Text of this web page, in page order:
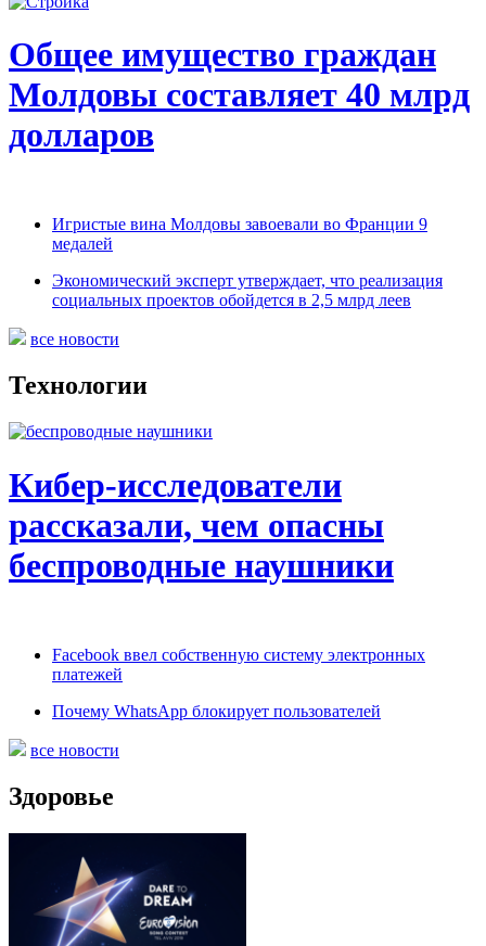
Общее имущество граждан
Молдовы составляет 40 млрд
долларов
Игристые вина Молдовы завоевали во Франции 9
медалей
Экономический эксперт утверждает, что реализация
социальных проектов обойдется в 2,5 млрд леев
все новости
Технологии
Кибер-исследователи
рассказали, чем опасны
беспроводные наушники
Facebook ввел собственную систему электронных
платежей
Почему WhatsApp блокирует пользователей
все новости
Здоровье